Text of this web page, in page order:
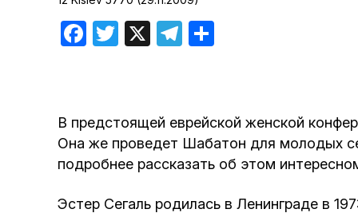
Facebook
Twitter
X Telegram
В предстоящей еврейской женской
Она же проведет Шабатон для молодых
подробнее рассказать об этом
Эстер Сегаль родилась в Ленинграде в